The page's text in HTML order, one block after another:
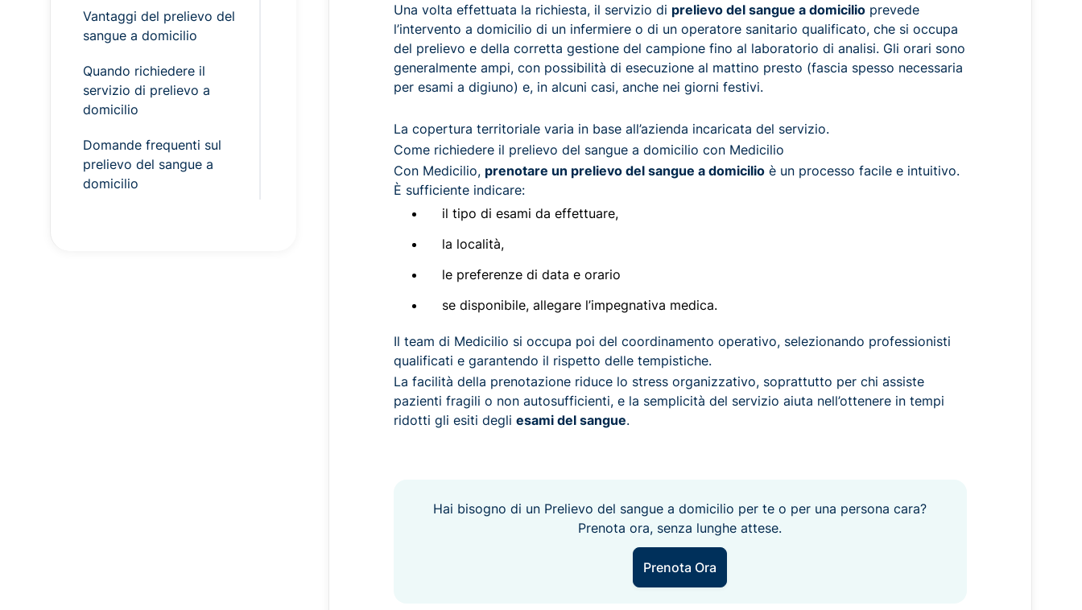
Vantaggi del prelievo del
sangue a domicilio
Quando richiedere il
servizio di prelievo a
domicilio
Domande frequenti sul
prelievo del sangue a
domicilio
Una volta effettuata la richiesta, il servizio di prelievo del sangue a domicilioprevede
l’intervento a domicilio di un infermiere o di un operatore sanitario qualificato, che si occupa
del prelievo e della corretta gestione del campione fino al laboratorio di analisi. Gli orari sono
generalmente ampi, con possibilità di esecuzione al mattino presto (fascia spesso necessaria
per esami a digiuno) e, in alcuni casi, anche nei giorni festivi.
La copertura territoriale varia in base all’azienda incaricata del servizio.
Come richiedere il prelievo del sangue a domicilio con Medicilio
Con Medicilio, prenotare un prelievo del sangue a domicilioè un processo facile e intuitivo.
È sufficiente indicare:
il tipo di esami da effettuare,
la località,
le preferenze di data e orario
se disponibile, allegare l’impegnativa medica.
Il team di Medicilio si occupa poi del coordinamento operativo, selezionando professionisti
qualificati e garantendo il rispetto delle tempistiche.
La facilità della prenotazione riduce lo stress organizzativo, soprattutto per chi assiste
pazienti fragili o non autosufficienti, e la semplicità del servizio aiuta nell’ottenere in tempi
ridotti gli esiti degli esami del sangue.
Hai bisogno di un Prelievo del sangue a domicilio per te o per una persona cara?
Prenota ora, senza lunghe attese.
Prenota Ora